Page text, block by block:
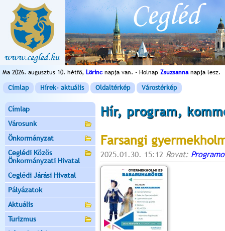
Ma 2026. augusztus 10. hétfő, Lörinc napja van. - Holnap Zsuzsannanapja lesz.
Címlap Hírek- aktuális Oldaltérkép Várostérkép
Címlap
Városunk
Önkormányzat
Ceglédi Közös
Önkormányzati Hivatal
Ceglédi Járási Hivatal
Pályázatok
Aktuális
Turizmus
Hír, program,
Farsangi
2025.01.30. 15:12 Rovat: